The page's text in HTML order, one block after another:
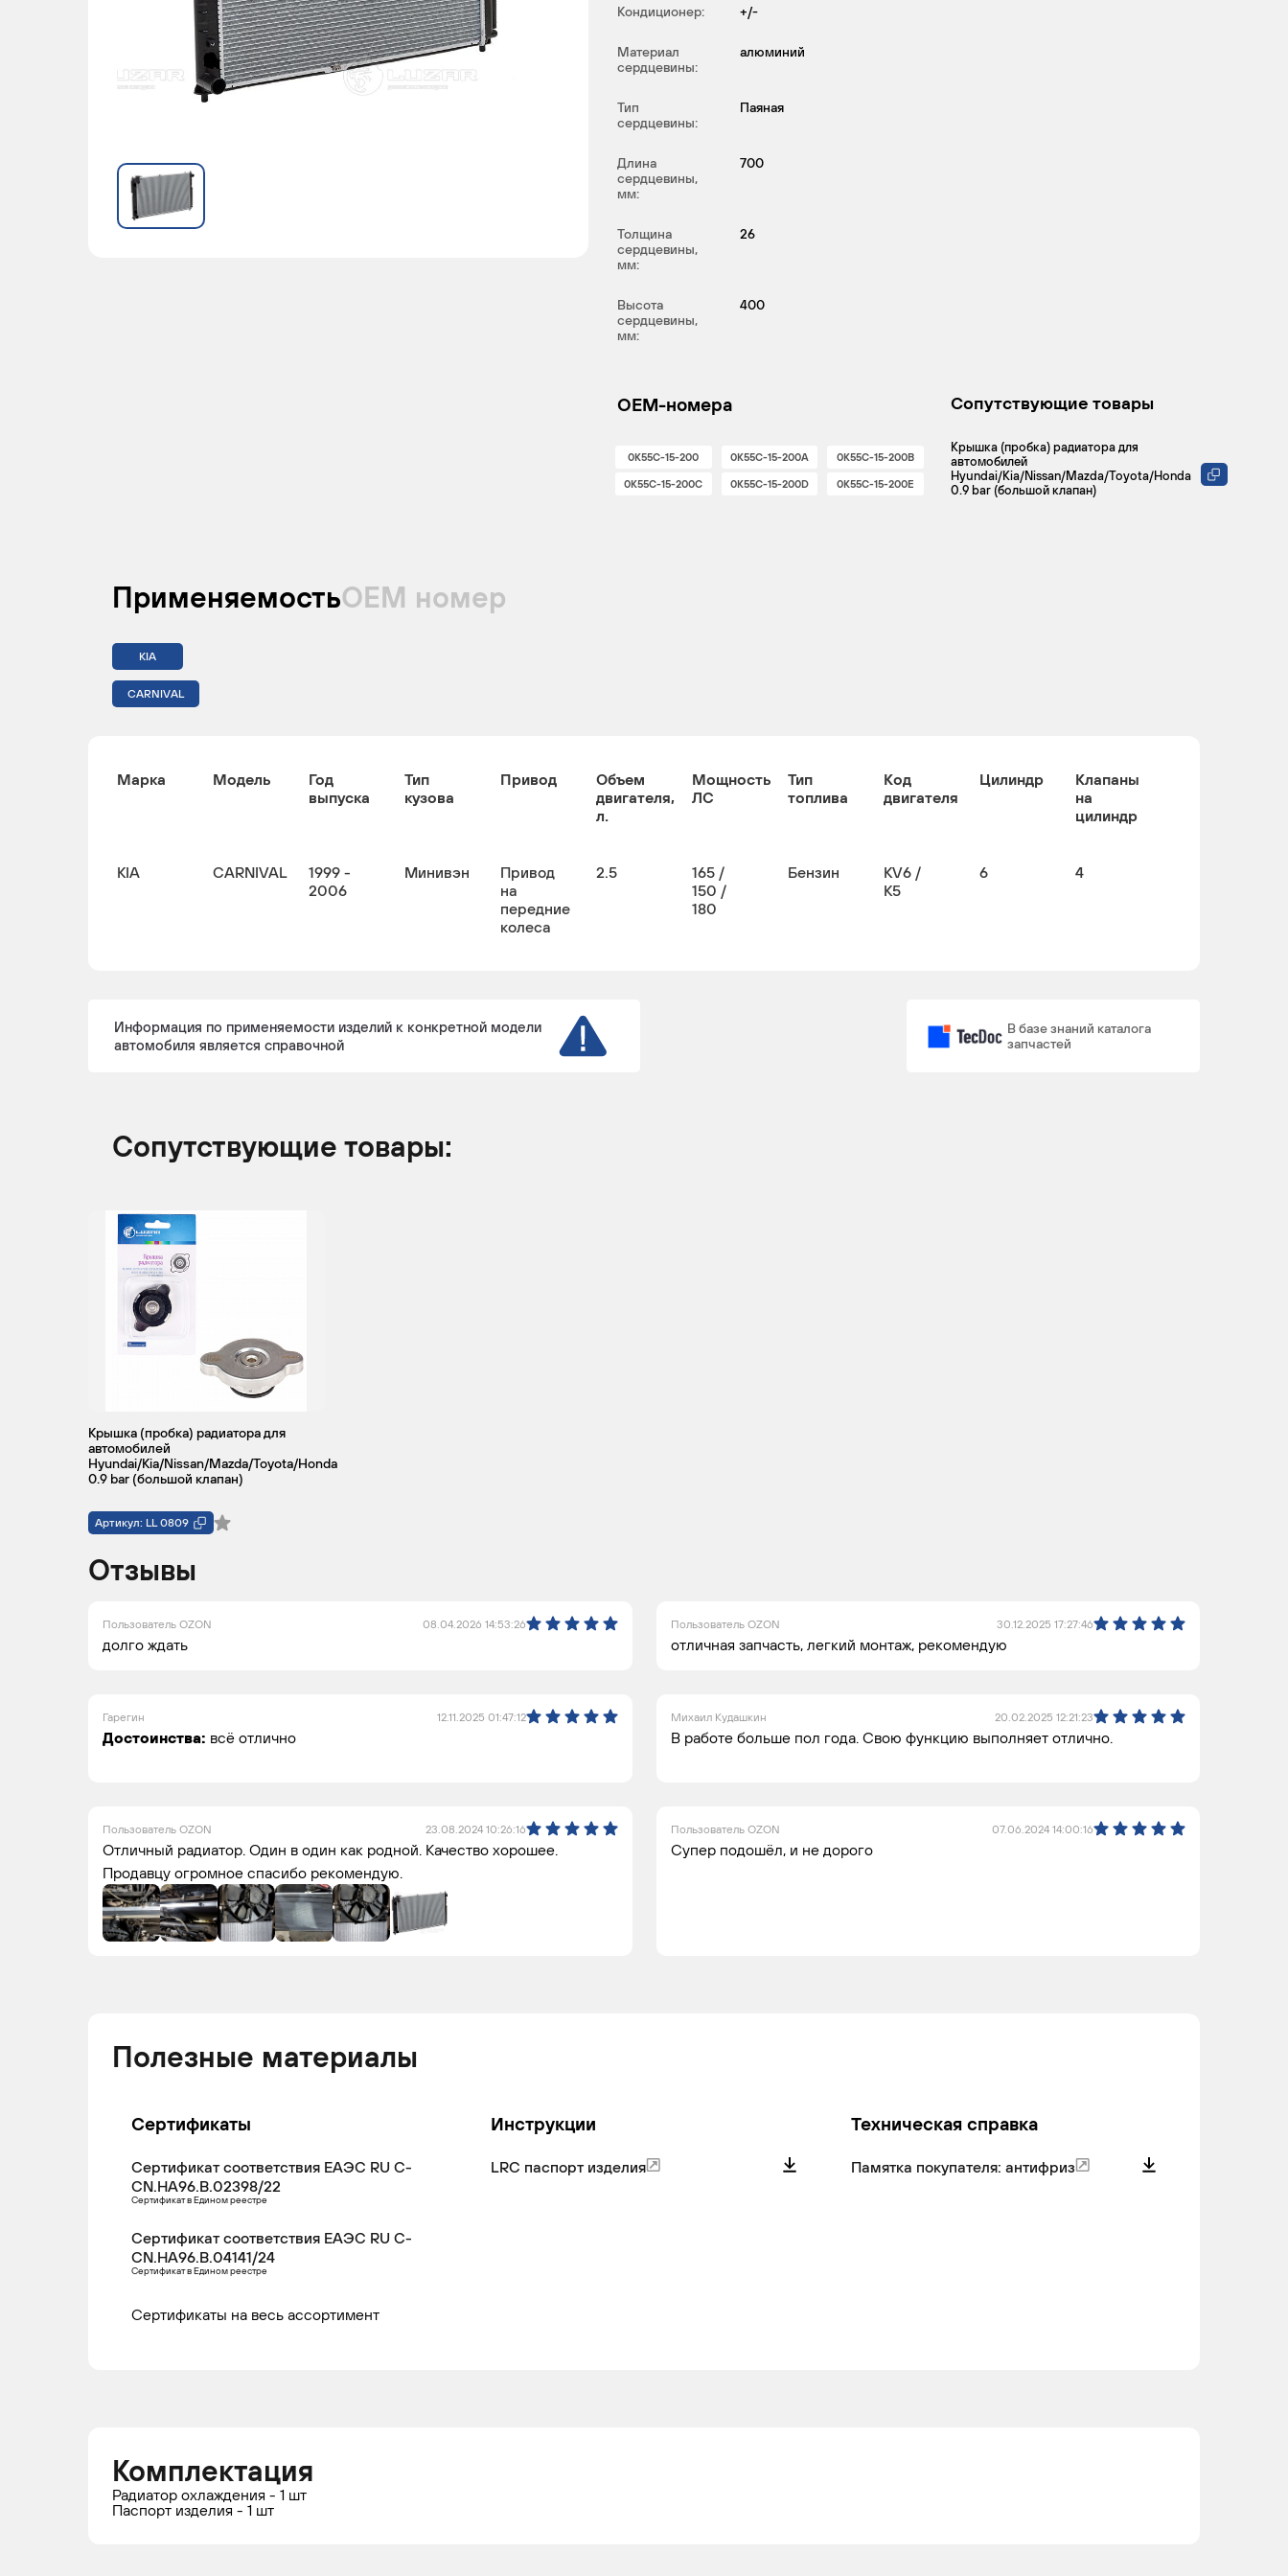
Кондиционер: +/-
Материал
сердцевины:
алюминий
Тип
сердцевины:
Паяная
Длина
сердцевины,
мм:
700
Толщина
сердцевины,
мм:
26
Высота
сердцевины,
мм:
400
OEM-номера
0K55C-15-200 0K55C-15-200A 0K55C-15-200B
0K55C-15-200C 0K55C-15-200D 0K55C-15-200E
Сопутствующие товары
Крышка (пробка) радиатора для
автомобилей
Hyundai/Kia/Nissan/Mazda/Toyota/Honda
0.9 bar (большой клапан)
ПрименяемостьОЕМ номер
KIA
CARNIVAL
Марка Модель
Год
выпуска
Тип
кузова
Привод
Объем
двигателя,
л.
Мощность
ЛС
Тип
топлива
Код
двигателя
Цилиндр
Клапаны
на
цилиндр
KIA CARNIVAL
1999 -
2006
Минивэн
Привод
на
передние
колеса
2.5
165 /
150 /
180
Бензин
KV6 /
K5
6 4
Информация по применяемости изделий к конкретной модели
автомобиля является справочной
В базе знаний каталога
запчастей
Сопутствующие товары:
Крышка (пробка) радиатора для
автомобилей
Hyundai/Kia/Nissan/Mazda/Toyota/Honda
0.9 bar (большой клапан)
Артикул: LL 0809
Отзывы
Пользователь OZON 08.04.2026 14:53:26
долго ждать
Пользователь OZON 30.12.2025 17:27:46
отличная запчасть, легкий монтаж, рекомендую
Гарегин 12.11.2025 01:47:12
Достоинства: всё отлично
Михаил Кудашкин 20.02.2025 12:21:23
В работе больше пол года. Свою функцию выполняет отлично.
Пользователь OZON 23.08.2024 10:26:16
Отличный радиатор. Один в один как родной. Качество хорошее.
Продавцу огромное спасибо рекомендую.
Пользователь OZON 07.06.2024 14:00:16
Супер подошёл, и не дорого
Полезные материалы
Сертификаты
Сертификат соответствия ЕАЭС RU С-
CN.НА96.В.02398/22
Сертификат в Едином реестре
Сертификат соответствия ЕАЭС RU С-
CN.НА96.В.04141/24
Сертификат в Едином реестре
Сертификаты на весь ассортимент
Инструкции
LRC паспорт изделия
Техническая справка
Памятка покупателя: антифриз
Комплектация
Радиатор охлаждения - 1 шт
Паспорт изделия - 1 шт